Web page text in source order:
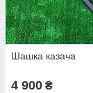
Шашка казача
4 900 ₴